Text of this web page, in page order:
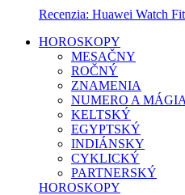
Recenzia: Huawei Watch
HOROSKOPY
MESAČNY
ROČNÝ
ZNAMENIA
NUMERO A MÁGIA
KELTSKÝ
EGYPTSKÝ
INDIÁNSKY
CYKLICKÝ
PARTNERSKÝ
HOROSKOPY